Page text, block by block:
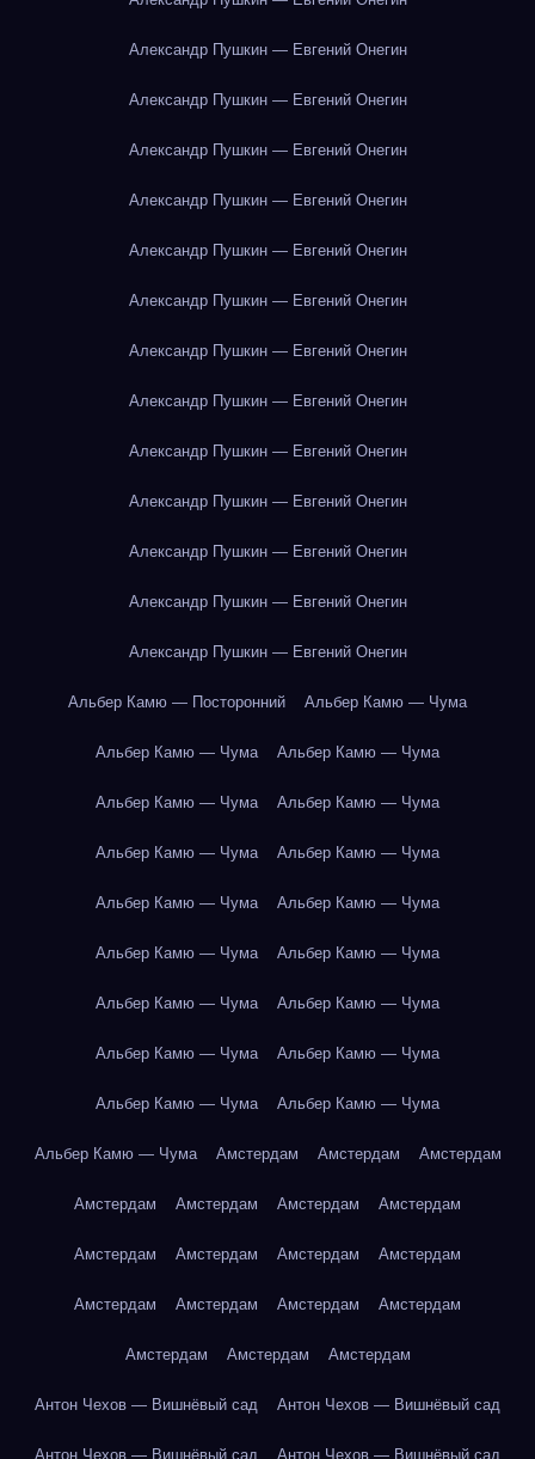
Александр Пушкин — Евгений Онегин
Александр Пушкин — Евгений Онегин
Александр Пушкин — Евгений Онегин
Александр Пушкин — Евгений Онегин
Александр Пушкин — Евгений Онегин
Александр Пушкин — Евгений Онегин
Александр Пушкин — Евгений Онегин
Александр Пушкин — Евгений Онегин
Александр Пушкин — Евгений Онегин
Александр Пушкин — Евгений Онегин
Александр Пушкин — Евгений Онегин
Александр Пушкин — Евгений Онегин
Александр Пушкин — Евгений Онегин
Альбер Камю — Посторонний Альбер Камю — Чума
Альбер Камю — Чума Альбер Камю — Чума
Альбер Камю — Чума Альбер Камю — Чума
Альбер Камю — Чума Альбер Камю — Чума
Альбер Камю — Чума Альбер Камю — Чума
Альбер Камю — Чума Альбер Камю — Чума
Альбер Камю — Чума Альбер Камю — Чума
Альбер Камю — Чума Альбер Камю — Чума
Альбер Камю — Чума Альбер Камю — Чума
Альбер Камю — Чума Амстердам Амстердам Амстердам
Амстердам Амстердам Амстердам Амстердам
Амстердам Амстердам Амстердам Амстердам
Амстердам Амстердам Амстердам Амстердам
Амстердам Амстердам Амстердам
Антон Чехов — Вишнёвый сад Антон Чехов — Вишнёвый сад
Антон Чехов — Вишнёвый сад Антон Чехов — Вишнёвый сад